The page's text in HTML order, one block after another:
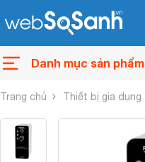
Danh mục sản phẩm
Trang chủ Thiết bị gia dụng